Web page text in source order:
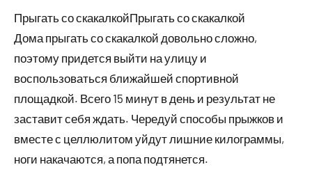
Прыгать со скакалкойПрыгать со скакалкой
Дома прыгать со скакалкой довольно сложно,
поэтому придется выйти на улицу и
воспользоваться ближайшей спортивной
площадкой. Всего 15 минут в день и результат не
заставит себя ждать. Чередуй способы прыжков и
вместе с целлюлитом уйдут лишние килограммы,
ноги накачаются, а попа подтянется.